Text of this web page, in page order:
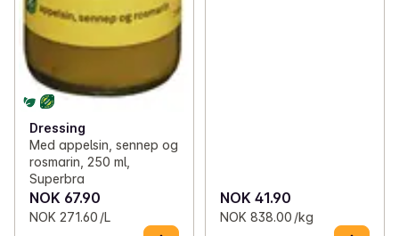
Dressing
Med appelsin, sennep og
rosmarin, 250 ml,
Superbra
NOK 67.90
NOK 271.60 /L
NOK 41.90
NOK 838.00 /kg